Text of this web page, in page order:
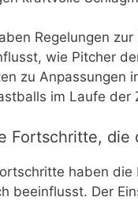
Regelungen
wie Pitcher
zu Anpassungen
im Laufe der
Fortschritte,
haben
beeinflusst. Der